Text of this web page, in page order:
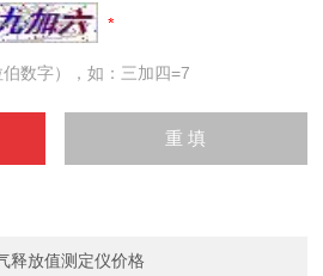
数字），如：三加四=7
释放值测定仪价格